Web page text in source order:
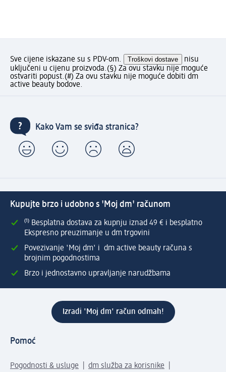
Sve cijene iskazane su s PDV-om. Troškovi dostave
nisu
uključeni u cijenu proizvoda.(§) Za ovu stavku nije moguće
ostvariti popust.(#) Za ovu stavku nije moguće dobiti dm
active beauty bodove.
Kako Vam se sviđa stranica?
Kupujte brzo i udobno s 'Moj dm' računom
⁽¹⁾ Besplatna dostava za kupnju iznad 49 € i besplatno
Ekspresno preuzimanje u dm trgovini
Povezivanje 'Moj dm' i dm active beauty računa s
brojnim pogodnostima
Brzo i jednostavno upravljanje narudžbama
Izradi 'Moj dm' račun odmah!
Pomoć
Pogodnosti & usluge
dm služba za korisnike